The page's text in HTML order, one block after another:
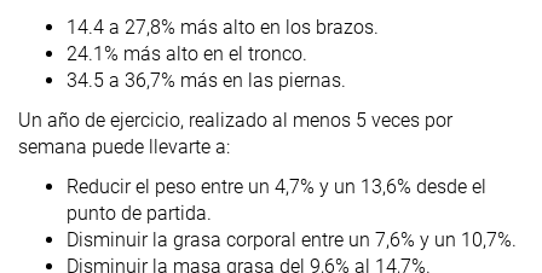
14.4 a 27,8% más alto en los brazos.
24.1% más alto en el tronco.
34.5 a 36,7% más en las piernas.
Un año de ejercicio, realizado al menos 5 veces por
semana puede llevarte a:
Reducir el peso entre un 4,7% y un 13,6% desde el
punto de partida.
Disminuir la grasa corporal entre un 7,6% y un 10,7%.
Disminuir la masa grasa del 9,6% al 14,7%.